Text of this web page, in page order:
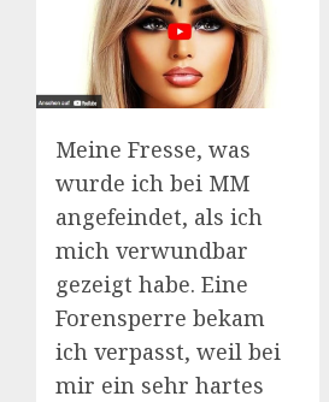
Meine Fresse, was
wurde ich bei MM
angefeindet, als ich
mich verwundbar
gezeigt habe. Eine
Forensperre bekam
ich verpasst, weil bei
mir ein sehr hartes